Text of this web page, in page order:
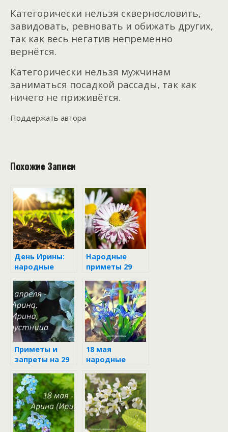
Категорически нельзя сквернословить,
завидовать, ревновать и обижать других,
так как весь негатив непременно
вернётся.
Категорически нельзя мужчинам
заниматься посадкой рассады, так как
ничего не приживётся.
Поддержать автора
Похожие Записи
День Ирины:
народные
приметы 29
апреля
Народные
приметы 29
Приметы и
запреты на 29
18 мая
народные
запреты